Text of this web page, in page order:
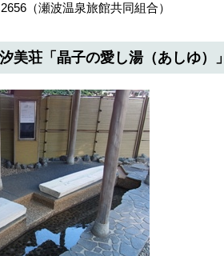
（瀬波温泉旅館共同組合）
美荘「晶子の愛し湯（あしゆ）」